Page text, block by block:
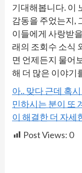
기대해봅니다. 이
감동을 주었는지,
이들에게 사랑받
래의 조회수 소식
면 언제든지 물어
해 더 많은 이야기
아.. 맞다 근데 혹
민하시는 분이 또
이 해결한 더 자세
Post Views: 0